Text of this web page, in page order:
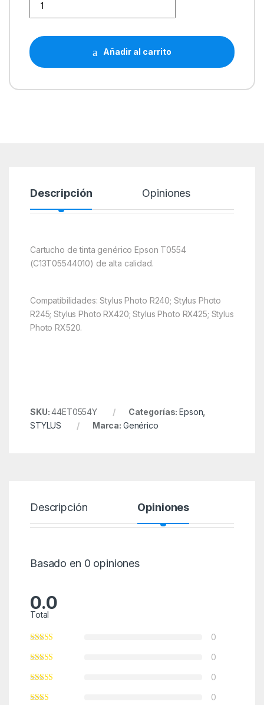
Añadir al carrito
Descripción Opiniones
Cartucho de tinta genérico Epson T0554
(C13T05544010) de alta calidad.
Compatibilidades: Stylus Photo R240; Stylus Photo
R245; Stylus Photo RX420; Stylus Photo RX425; Stylus
Photo RX520.
SKU:44ET0554Y Categorías:Epson
STYLUS
Marca: Genérico
Descripción Opiniones
Basado en 0 opiniones
0.0
Total
0
0
0
0